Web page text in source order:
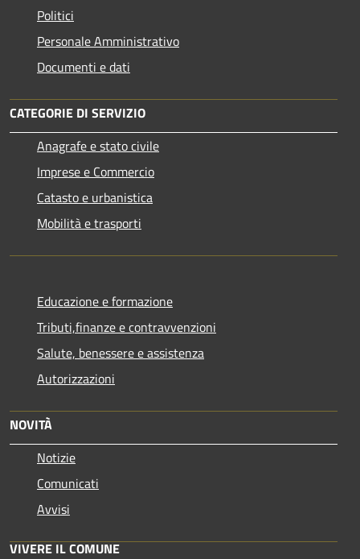
Politici
Personale Amministrativo
Documenti e dati
CATEGORIE DI SERVIZIO
Anagrafe e stato civile
Imprese e Commercio
Catasto e urbanistica
Mobilità e trasporti
Educazione e formazione
Tributi,finanze e contravvenzioni
Salute, benessere e assistenza
Autorizzazioni
NOVITÀ
Notizie
Comunicati
Avvisi
VIVERE IL COMUNE